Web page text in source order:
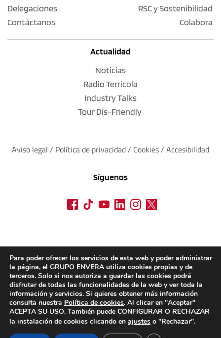
Delegaciones
Contáctanos
RSC y Sostenibilidad
Colabora
Actualidad
Noticias
Radio Terrícola
Industry Talks
Tour Dis-Friendly
Aviso legal / Política de privacidad / Cookies / Accesibilidad
Síguenos
Para poder ofrecer los servicios de esta web y poder administrar
la página, el GRUPO ENVERA utiliza cookies propias y de
terceros. Solo si nos autoriza a guardar las cookies podrá
disfrutar de todas las funcionalidades de la web y ver toda la
información y servicios. Si quieres obtener más información
consulta nuestra Política de cookies. Al clicar en "Aceptar"
ACEPTA SU USO. También puede CONFIGURAR O RECHAZAR
la instalación de cookies clicando en ajustes o "Rechazar".